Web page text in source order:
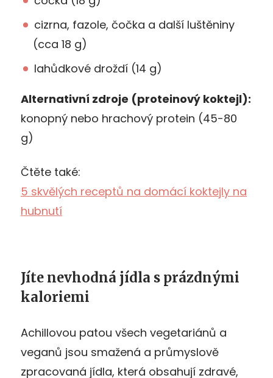
cizrna, fazole, čočka a další luštěniny
(cca 18 g)
lahůdkové droždí (14 g)
Alternativní zdroje (proteinový koktejl):
konopný nebo hrachový protein (45-80
g)
Čtěte také:
5 skvělých receptů na domácí koktejly na
hubnutí
Jíte nevhodná jídla s prázdnými
kaloriemi
Achillovou patou všech vegetariánů a
veganů jsou smažená a průmyslově
zpracovaná jídla, která obsahují zdravé,